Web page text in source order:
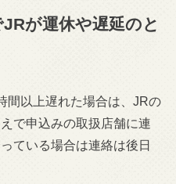
が運休や遅延のと
間以上遅れた場合は、JRの
で申込みの取扱店舗に連
ている場合は連絡は後日